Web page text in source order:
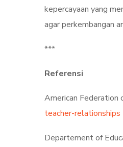
kepercayaan yang
agar perkembangan
***
Referensi
American Federation
teacher-relationships
Departement of